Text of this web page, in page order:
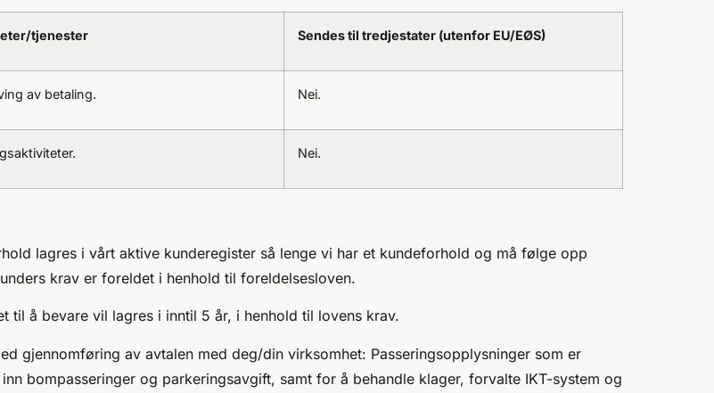
tjenester Sendes til tredjestater (utenfor EU/EØS)
av betaling. Nei.
Nei.
lagres i vårt aktive kunderegister så lenge vi har et kundeforhold og må følge opp
krav er foreldet i henhold til foreldelsesloven.
å bevare vil lagres i inntil 5 år, i henhold til lovens krav.
gjennomføring av avtalen med deg/din virksomhet: Passeringsopplysninger som er
bompasseringer og parkeringsavgift, samt for å behandle klager, forvalte IKT-system og